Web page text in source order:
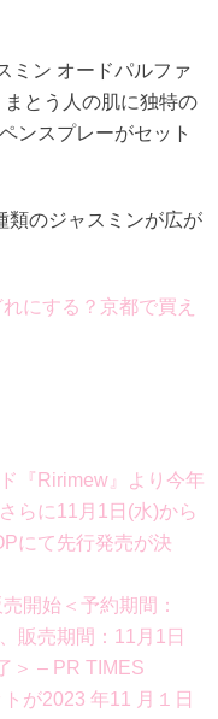
ミン オードパルファ
とう人の肌に独特の
ンスプレーがセット
類のジャスミンが広が
にする？京都で買え
『Ririmew』より今年
らに11月1日(水)から
にて先行発売が決
開始＜予約期間：
販売期間：11月1日
＞ – PR TIMES
が2023 年11 月１日